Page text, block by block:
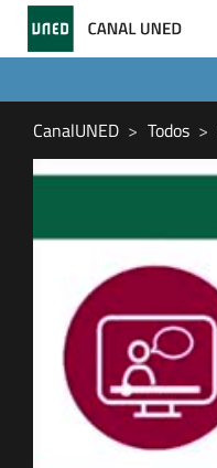
CanalUNED Todos